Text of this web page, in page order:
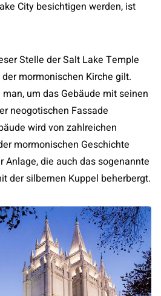
City besichtigen werden, ist
Stelle der Salt Lake Temple
mormonischen Kirche gilt.
um das Gebäude mit seinen
neogotischen Fassade
wird von zahlreichen
mormonischen Geschichte
Anlage, die auch das sogenannte
der silbernen Kuppel beherbergt.